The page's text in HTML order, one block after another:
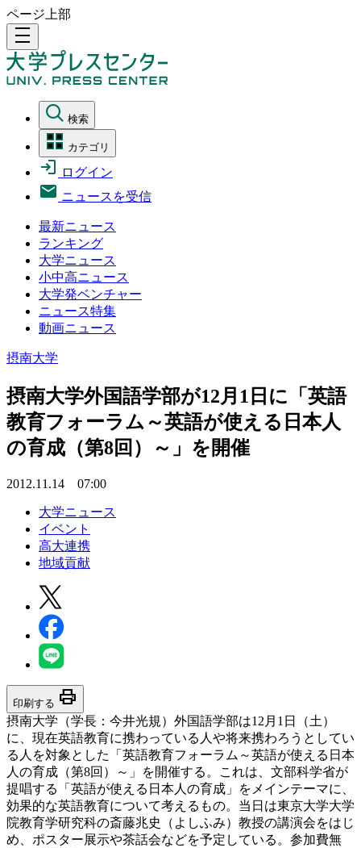
ページ上部
density_medium
検索
カテゴリ
ログイン
ニュースを受信
最新ニュース
ランキング
大学ニュース
小中高ニュース
大学発ベンチャー
ニュース特集
動画ニュース
摂南大学
摂南大学外国語学部が12月1日に「英語
教育フォーラム～英語が使える日本人
の育成（第8回）～」を開催
2012.11.14 07:00
大学ニュース
イベント
高大連携
地域貢献
印刷する print
摂南大学（学長：今井光規）外国語学部は12月1日（土）
に、現在英語教育に携わっている人や将来携わろうとしてい
る人を対象とした「英語教育フォーラム～英語が使える日本
人の育成（第8回）～」を開催する。これは、文部科学省が
提唱する「英語が使える日本人の育成」をメインテーマに、
効果的な英語教育について考えるもの。当日は東京大学大学
院教育学研究科の斎藤兆史（よしふみ）教授の講演会をはじ
め、ポスター展示や茶話会などを予定している。参加費無